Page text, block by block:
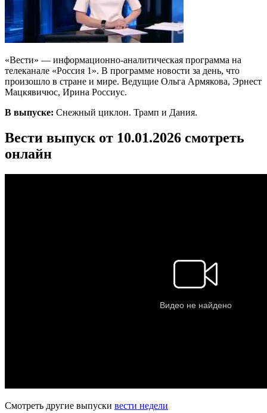
«Вести» — информационно-аналитическая программа на
телеканале «Россия 1». В программе новости за день, что
произошло в стране и мире. Ведущие Ольга Армякова, Эрнест
Мацкявичюс, Ирина Россиус.
В выпуске: Снежный циклон. Трамп и Дания.
Вести выпуск от 10.01.2026 смотреть
онлайн
Смотреть другие выпуски вести недели